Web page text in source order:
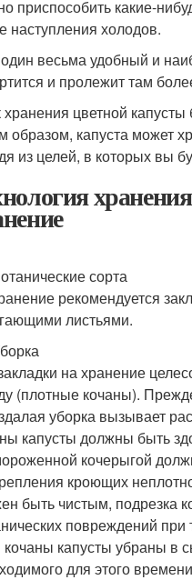
приспособить какие-
наступления холодов.
весьма удобный и
и пролежит там
цветной
образом, капуста может
из целей, в которых вы
сорта
рекомендуется
листьями.
на хранение
(плотные кочаны).
уборка вызывает
капусты должны быть
кочерыгой
кроющих
быть чистым, подрезка
повреждений при
капусты убраны в
для этого